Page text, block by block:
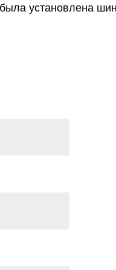
установлена